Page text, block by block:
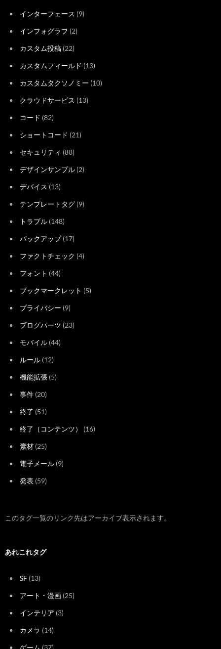
インターフェース (9)
インフォグラフ (2)
カスタム投稿 (22)
カスタムフィールド (13)
カスタムタクソノミー (10)
クラウドサービス (13)
コード (82)
ショートコード (21)
セキュリティ (88)
デザインサンプル (2)
デバイス (13)
テンプレートタグ (9)
トラブル (148)
バックアップ(17)
ファクトチェック (4)
フォント (44)
ブックマークレット (5)
プライバシー (9)
ブログパーツ (23)
モバイル (44)
ルール (12)
機能拡張 (5)
事件 (20)
終了 (51)
終了（コンテンツ） (16)
素材 (25)
電子メール (9)
発表 (59)
このタグ一覧のリンク先はアーカイブ表示されます。
あれこれタグ
SF (13)
アート・漫画 (25)
インテリア (3)
カメラ (14)
ゲーム (37)